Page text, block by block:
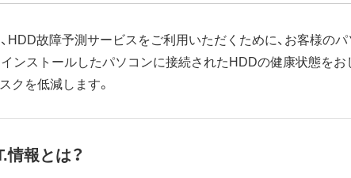
、HDD故障予測サービスをご利用いただくために、お客様
インストールしたパソコンに接続されたHDDの健康状態を
クを低減します。
報とは？